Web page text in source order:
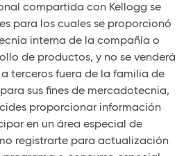
compartida con Kellogg se
para los cuales se proporcionó
interna de la compañía o
de productos, y no se venderá
terceros fuera de la familia de
sus fines de mercadotecnia,
proporcionar información
en un área especial de
registrarte para actualización